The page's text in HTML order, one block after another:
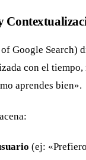
Google Search)
con el tiempo,
aprendes bien».
(ej: